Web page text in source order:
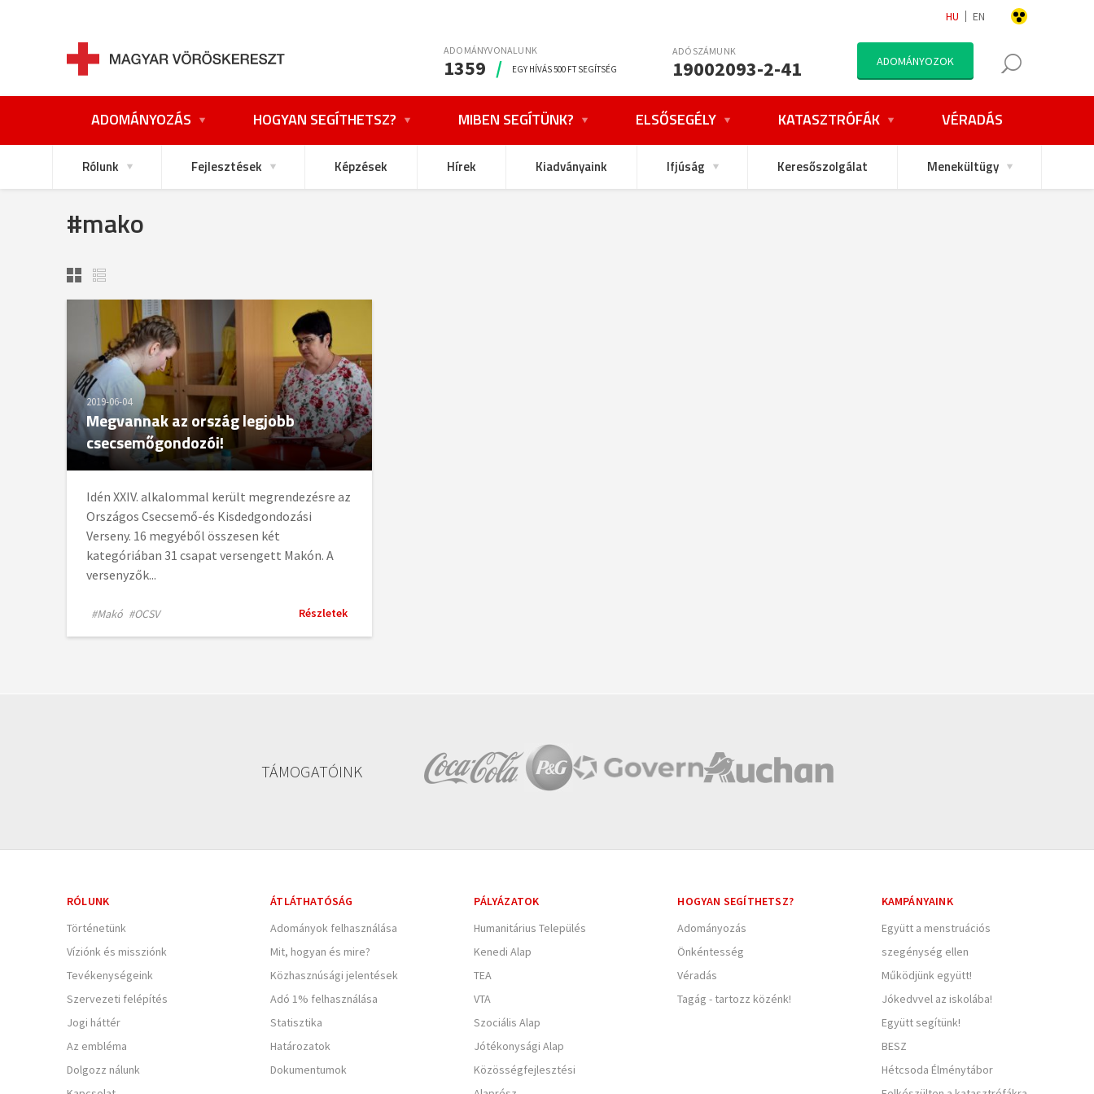
HU EN
ADOMÁNYVONALUNK
1359 / EGY HÍVÁS 500 FT SEGÍTSÉG
ADÓSZÁMUNK
19002093-2-41 ADOMÁNYOZOK
ADOMÁNYOZÁS HOGYAN SEGÍTHETSZ? MIBEN SEGÍTÜNK? ELSŐSEGÉLY KATASZTRÓFÁK VÉRADÁS
Rólunk Fejlesztések Képzések Hírek Kiadványaink Ifjúság Keresőszolgálat Menekültügy
#mako
2019-06-04
Megvannak az ország legjobb
csecsemőgondozói!
Idén XXIV. alkalommal került megrendezésre az
Országos Csecsemő-és Kisdedgondozási
Verseny. 16 megyéből összesen két
kategóriában 31 csapat versengett Makón. A
versenyzők...
#Makó #OCSV Részletek
TÁMOGATÓINK
RÓLUNK
Történetünk
Víziónk és missziónk
Tevékenységeink
Szervezeti felépítés
Jogi háttér
Az embléma
Dolgozz nálunk
ÁTLÁTHATÓSÁG
Adományok felhasználása
Mit, hogyan és mire?
Közhasznúsági jelentések
Adó 1% felhasználása
Statisztika
Határozatok
Dokumentumok
PÁLYÁZATOK
Humanitárius Település
Kenedi Alap
TEA
VTA
Szociális Alap
Jótékonysági Alap
Közösségfejlesztési
HOGYAN SEGÍTHETSZ?
Adományozás
Önkéntesség
Véradás
Tagág - tartozz közénk!
KAMPÁNYAINK
Együtt a menstruációs
szegénység ellen
Működjünk együtt!
Jókedvvel az iskolába!
Együtt segítünk!
BESZ
Hétcsoda Élménytábor